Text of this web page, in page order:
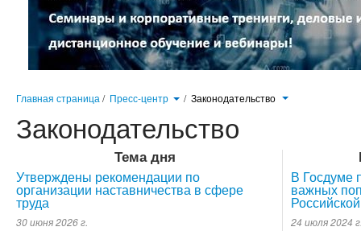
Главная страница / Пресс-центр / Законодательство
Законодательство
Тема дня
Утверждены рекомендации по
организации наставничества в сфере
труда
30 июня 2026 г.
В Госдуме
важных
24 июля 2024